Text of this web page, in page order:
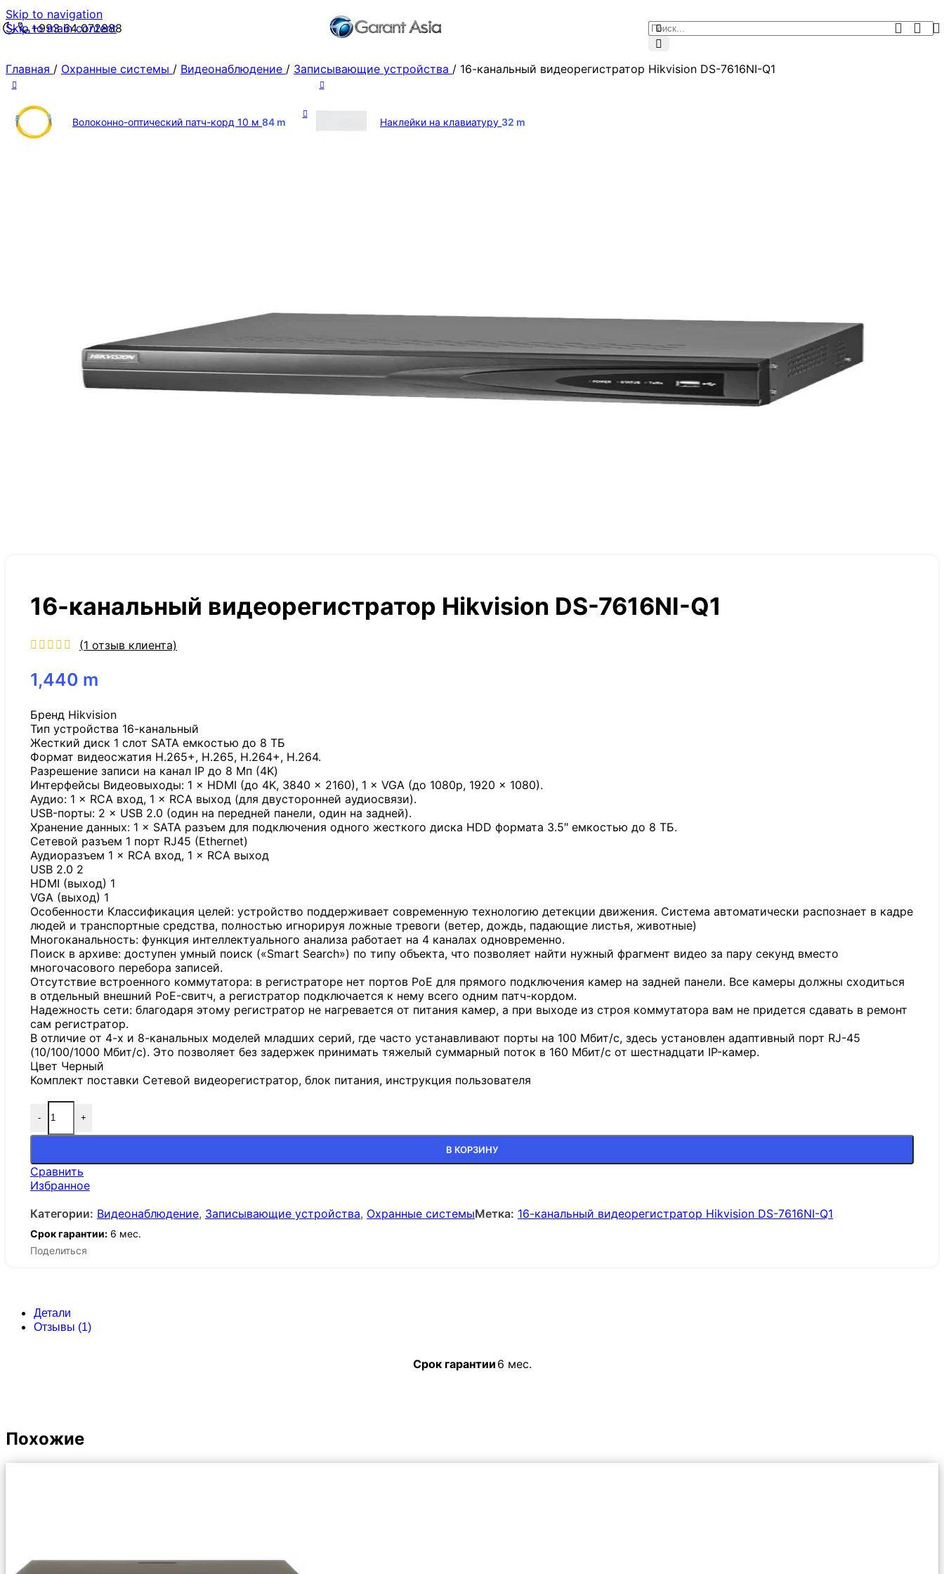
Skip to navigation
Skip to main content
+993 64 072888
Главная / Охранные системы / Видеонаблюдение / Записывающие устройства / 16-канальный видеорегистратор Hikvision DS-7616NI-Q1
Волоконно-оптический патч-корд 10 м 84 m Наклейки на клавиатуру 32 m
16-канальный видеорегистратор Hikvision DS-7616NI-Q1
(1 отзыв клиента)
1,440 m
Бренд Hikvision
Тип устройства 16-канальный
Жесткий диск 1 слот SATA емкостью до 8 ТБ
Формат видеосжатия H.265+, H.265, H.264+, H.264.
Разрешение записи на канал IP до 8 Мп (4K)
Интерфейсы Видеовыходы: 1 × HDMI (до 4K, 3840 × 2160), 1 × VGA (до 1080p, 1920 × 1080).
Аудио: 1 × RCA вход, 1 × RCA выход (для двусторонней аудиосвязи).
USB-порты: 2 × USB 2.0 (один на передней панели, один на задней).
Хранение данных: 1 × SATA разъем для подключения одного жесткого диска HDD формата 3.5″ емкостью до 8 ТБ.
Сетевой разъем 1 порт RJ45 (Ethernet)
Аудиоразъем 1 × RCA вход, 1 × RCA выход
USB 2.0 2
HDMI (выход) 1
VGA (выход) 1
Особенности Классификация целей: устройство поддерживает современную технологию детекции движения. Система автоматически распознает в кадре
людей и транспортные средства, полностью игнорируя ложные тревоги (ветер, дождь, падающие листья, животные)
Многоканальность: функция интеллектуального анализа работает на 4 каналах одновременно.
Поиск в архиве: доступен умный поиск («Smart Search») по типу объекта, что позволяет найти нужный фрагмент видео за пару секунд вместо
многочасового перебора записей.
Отсутствие встроенного коммутатора: в регистраторе нет портов PoE для прямого подключения камер на задней панели. Все камеры должны сходиться
в отдельный внешний PoE-свитч, а регистратор подключается к нему всего одним патч-кордом.
Надежность сети: благодаря этому регистратор не нагревается от питания камер, а при выходе из строя коммутатора вам не придется сдавать в ремонт
сам регистратор.
В отличие от 4-х и 8-канальных моделей младших серий, где часто устанавливают порты на 100 Мбит/с, здесь установлен адаптивный порт RJ-45
(10/100/1000 Мбит/с). Это позволяет без задержек принимать тяжелый суммарный поток в 160 Мбит/с от шестнадцати IP-камер.
Цвет Черный
Комплект поставки Сетевой видеорегистратор, блок питания, инструкция пользователя
- +
В КОРЗИНУ
Сравнить
Избранное
Категории: Видеонаблюдение, Записывающие устройства, Охранные системыМетка: 16-канальный видеорегистратор Hikvision DS-7616NI-Q1
Срок гарантии: 6 мес.
Поделиться
Детали
Отзывы (1)
Срок гарантии 6 мес.
Похожие